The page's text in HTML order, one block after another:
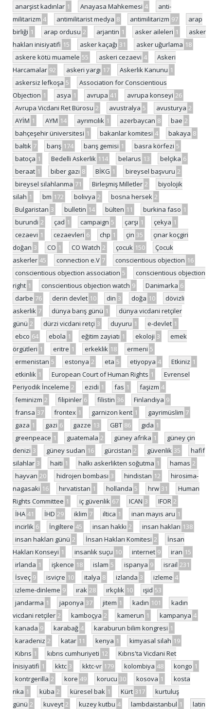
anarşist kadınlar 1 Anayasa Mahkemesi 4
anti-
militarizm 4 antimilitarist medya 8 antimilitarizm 97
arap
birliği 1 arap ordusu 2 arjantin 1 asker aileleri 1
asker
hakları inisiyatifi 15 asker kaçağı 31 asker uğurlama 18
askere kötü muamele 55 askeri cezaevi 4
Askeri
Harcamalar 92 askeri yargı 17 Askerlik Kanunu 1
askersiz lefkoşa 5
Association for Conscientious
Objection 1 asya 1 avrupa 41 avrupa konseyi 26
Avrupa Vicdani Ret Bürosu 2 avustralya 5 avusturya 2
AYİM 1 AYM 14 ayrımcılık 1 azerbaycan 8 bae 2
bahçeşehir üniversitesi 1 bakanlar komitesi 4 bakaya 8
baltık 7 barış 174 barış gemisi 1 basra körfezi 5
batoça 1 Bedelli Askerlik 114 belarus 13 belçika 6
beraat 1 biber gazı 8 BİKG 1 bireysel başvuru 2
bireysel silahlanma 71 Birleşmiş Milletler 2
biyolojik
silah 1 bm 172 bolivya 2 bosna hersek 2
Bulgaristan 3 bulletin 14 bülten 11 burkina faso 1
burundi 2 çad 1 campaign 5 çarşı 1 çekya 1
cezaevi 1 cezaevleri 6 chp 1 çin 35
çınar koçgiri
doğan 3 CO 1 CO Watch 2 çocuk 150
Çocuk
askerler 45 connection e.V 7 conscientious objection 16
conscientious objection association 5
conscientious objection
right 1 conscientious objection watch 9 Danimarka 6
darbe 76 derin devlet 10 din 3 doğa 10
dövizli
askerlik 7 dünya barış günü 1
dünya vicdani retçiler
günü 2 dürzi vicdani retçi 3 duyuru 1 e-devlet 1
ebco 64 ebola 1 eğitim zayiatı 1 ekoloji 3
emek
örgütleri 1 eritre 1 erkeklik 18 ermeni 5
ermenistan 5 estonya 2 eta 5 etiyopya 4 Etkiniz 1
etkinlik 1 European Court of Human Rights 1
Evrensel
Periyodik İnceleme 2 ezidi 1 fas 1 faşizm 4
feminizm 2 filipinler 6 filistin 36 Finlandiya 9
fransa 37 frontex 1 garnizon kent 1 gayrimüslim 7
gaza 1 gazi 6 gazze 13 GBT 86 gıda 1
greenpeace 1 guatemala 2 güney afrika 1
güney çin
denizi 3 güney sudan 16 gürcistan 2 güvenlik 35
hafif
silahlar 3 haiti 1 halkı askerlikten soğutma 1 hamas 2
hayvan 20 hidrojen bombası 3 hindistan 12
hirosima-
nagasaki 16 hırvatistan 1 hollanda 5 hrw 31
Human
Rights Committee 1 iç güvenlik 67 ICAN 3 IFOR 2
İHA 41 İHD 29 iklim 7 iltica 1 inan mayıs aru 1
incirlik 6 İngiltere 45 insan hakkı 2 insan hakları 138
insan hakları günü 2 İnsan Hakları Komitesi 2
İnsan
Hakları Konseyi 1 insanlık suçu 10 internet 9 iran 15
irlanda 1 işkence 18 islam 5 ispanya 9 israil 231
İsveç 9 isviçre 10 italya 8 izlanda 3 izleme 4
izleme-dinleme 9 ırak 28 ırkçılık 10 ışid 53
jandarma 1 japonya 37 jitem 1 kadın 101
kadın
vicdani retçiler 2 kamboçya 2 kamerun 1 kampanya 4
kanada 9 karabağ 4 karaburun bilim kongresi 1
karadeniz 2 katar 11 kenya 1 kimyasal silah 19
Kıbrıs 1 kıbrıs cumhuriyeti 12
Kıbrıs'ta Vicdani Ret
İnisiyatifi 1 kktc 3 kktc-vr 179 kolombiya 48 kongo 1
kontrgerilla 2 kore 49 korucu 30 kosova 1
kosta
rika 1 küba 2 küresel bak 1 Kürt 317
kurtuluş
günü 2 kuveyt 2 kuzey kutbu 4 lambdaistanbul 1
latin